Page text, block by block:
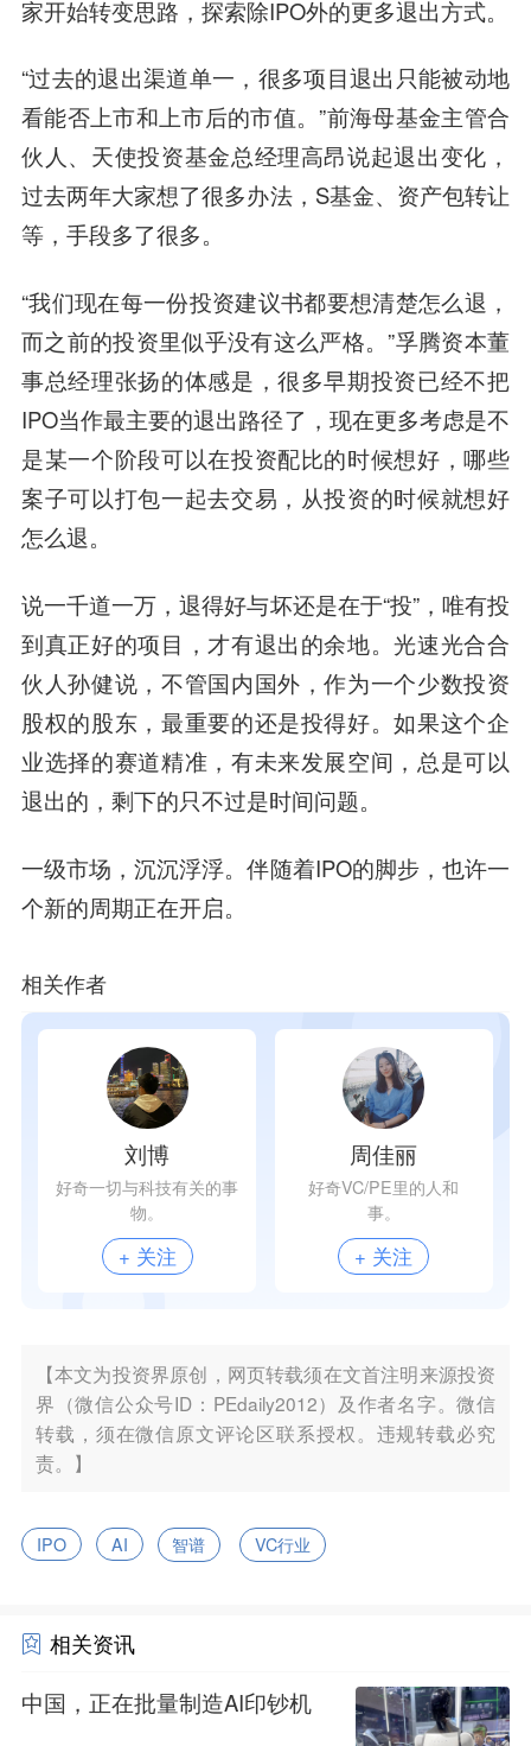
家开始转变思路，探索除IPO外的更多退出方式。
“过去的退出渠道单一，很多项目退出只能被动地
看能否上市和上市后的市值。”前海母基金主管合
伙人、天使投资基金总经理高昂说起退出变化，
过去两年大家想了很多办法，S基金、资产包转让
等，手段多了很多。
“我们现在每一份投资建议书都要想清楚怎么退，
而之前的投资里似乎没有这么严格。”孚腾资本董
事总经理张扬的体感是，很多早期投资已经不把
IPO当作最主要的退出路径了，现在更多考虑是不
是某一个阶段可以在投资配比的时候想好，哪些
案子可以打包一起去交易，从投资的时候就想好
怎么退。
说一千道一万，退得好与坏还是在于“投”，唯有投
到真正好的项目，才有退出的余地。光速光合合
伙人孙健说，不管国内国外，作为一个少数投资
股权的股东，最重要的还是投得好。如果这个企
业选择的赛道精准，有未来发展空间，总是可以
退出的，剩下的只不过是时间问题。
一级市场，沉沉浮浮。伴随着IPO的脚步，也许一
个新的周期正在开启。
相关作者
刘博
好奇一切与科技有关的事
物。
+ 关注
周佳丽
好奇VC/PE里的人和
事。
+ 关注
【本文为投资界原创，网页转载须在文首注明来源投资
界（微信公众号ID：PEdaily2012）及作者名字。微信
转载，须在微信原文评论区联系授权。违规转载必究
责。】
IPO AI 智谱 VC行业
相关资讯
中国，正在批量制造AI印钞机